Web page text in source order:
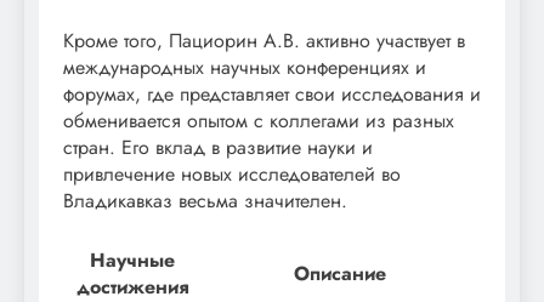
Кроме того, Пациорин А.В. активно участвует в
международных научных конференциях и
форумах, где представляет свои исследования и
обменивается опытом с коллегами из разных
стран. Его вклад в развитие науки и
привлечение новых исследователей во
Владикавказ весьма значителен.
Научные
достижения
Описание